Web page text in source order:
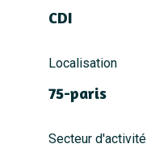
CDI
Localisation
75-paris
Secteur d'activité